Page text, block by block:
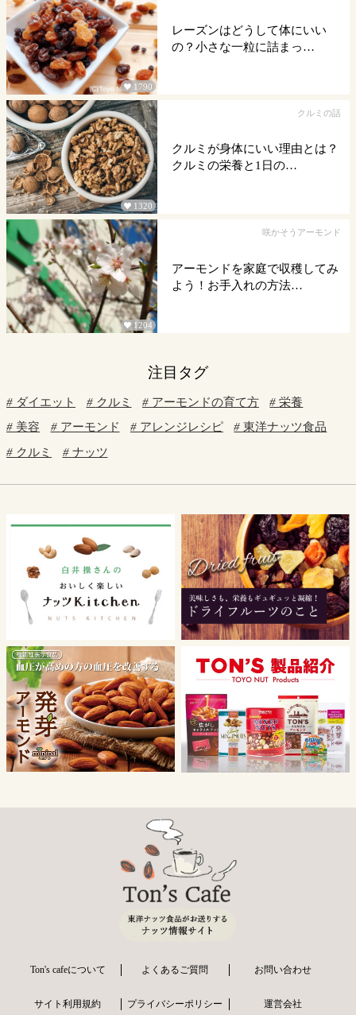
 1790
レーズンはどうして体にいい
の？小さな一粒に詰まっ…
 1320
クルミの話
クルミが身体にいい理由とは？
クルミの栄養と1日の…
 1204
咲かそうアーモンド
アーモンドを家庭で収穫してみ
よう！お手入れの方法…
注目タグ
ダイエット クルミ アーモンドの育て方
栄養
美容
アーモンド アレンジレシピ
東洋ナッツ食品
クルミ
ナッツ
Ton's cafeについて よくあるご質問 お問い合わせ
サイト利用規約 プライバシーポリシー 運営会社